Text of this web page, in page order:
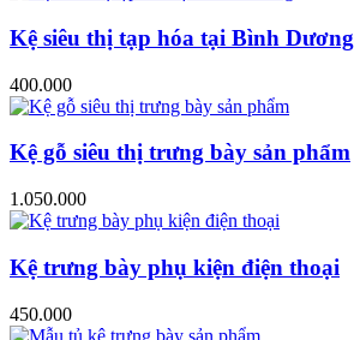
Kệ siêu thị tạp hóa tại Bình Dương
400.000
Kệ gỗ siêu thị trưng bày sản phẩm
1.050.000
Kệ trưng bày phụ kiện điện thoại
450.000